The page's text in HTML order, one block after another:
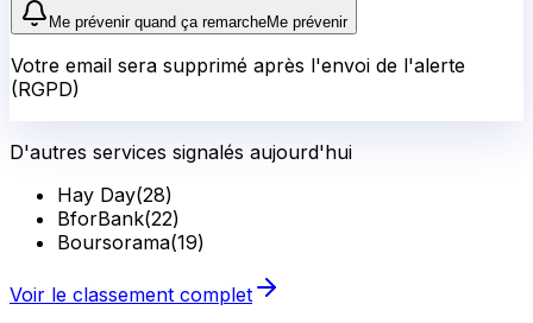
Me prévenir quand ça remarcheMe prévenir
Votre email sera supprimé après l'envoi de l'alerte
(RGPD)
D'autres services signalés aujourd'hui
Hay Day(28)
BforBank(22)
Boursorama(19)
Voir le classement complet